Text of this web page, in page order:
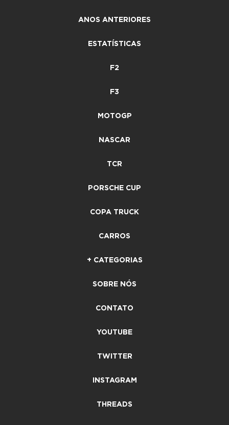
ANOS ANTERIORES
ESTATÍSTICAS
F2
F3
MOTOGP
NASCAR
TCR
PORSCHE CUP
COPA TRUCK
CARROS
+ CATEGORIAS
SOBRE NÓS
CONTATO
YOUTUBE
TWITTER
INSTAGRAM
THREADS